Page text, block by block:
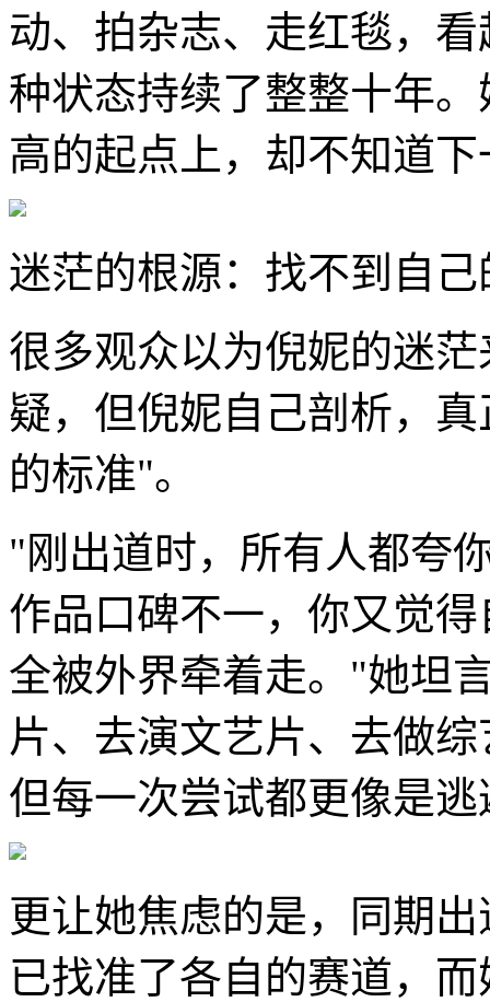
动、拍杂志、走红毯，
种状态持续了整整十年
高的起点上，却不知道
迷茫的根源：找不到自
很多观众以为倪妮的迷
疑，但倪妮自己剖析，
的标准"。
"刚出道时，所有人都夸
作品口碑不一，你又觉
全被外界牵着走。"她坦
片、去演文艺片、去做
但每一次尝试都更像是
更让她焦虑的是，同期
已找准了各自的赛道，